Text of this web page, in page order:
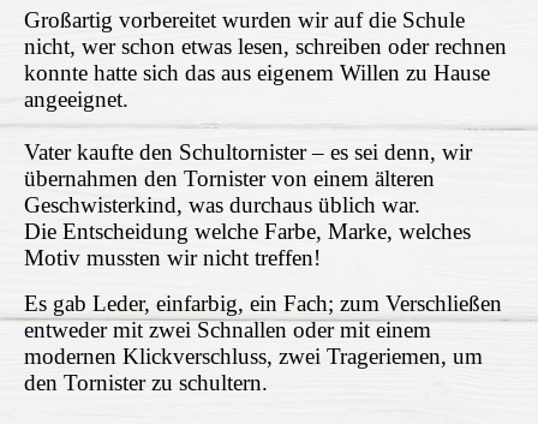
Großartig vorbereitet wurden wir auf die Schule
nicht, wer schon etwas lesen, schreiben oder rechnen
konnte hatte sich das aus eigenem Willen zu Hause
angeeignet.
Vater kaufte den Schultornister – es sei denn, wir
übernahmen den Tornister von einem älteren
Geschwisterkind, was durchaus üblich war.
Die Entscheidung welche Farbe, Marke, welches
Motiv mussten wir nicht treffen!
Es gab Leder, einfarbig, ein Fach; zum Verschließen
entweder mit zwei Schnallen oder mit einem
modernen Klickverschluss, zwei Trageriemen, um
den Tornister zu schultern.